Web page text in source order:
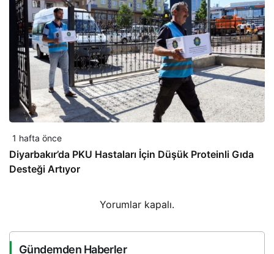
1 hafta önce
Diyarbakır’da PKU Hastaları İçin Düşük Proteinli Gıda
Desteği Artıyor
Yorumlar kapalı.
Gündemden Haberler